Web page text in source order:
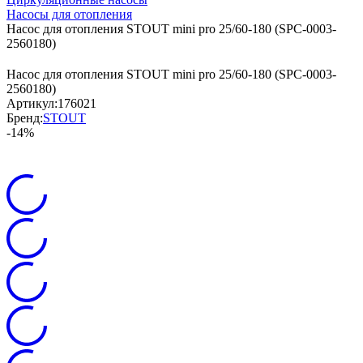
Насосы для отопления
Насос для отопления STOUT mini pro 25/60-180 (SPC-0003-
2560180)
Насос для отопления STOUT mini pro 25/60-180 (SPC-0003-
2560180)
Артикул:176021
Бренд:STOUT
-14%